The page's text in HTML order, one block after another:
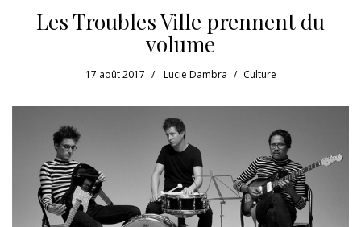
Les Troubles Ville prennent du
volume
17 août 2017 Lucie Dambra Culture